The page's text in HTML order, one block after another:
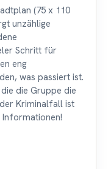
(75 x 110
unzählige
Schritt für
eng
was passiert ist.
die Gruppe die
Kriminalfall ist